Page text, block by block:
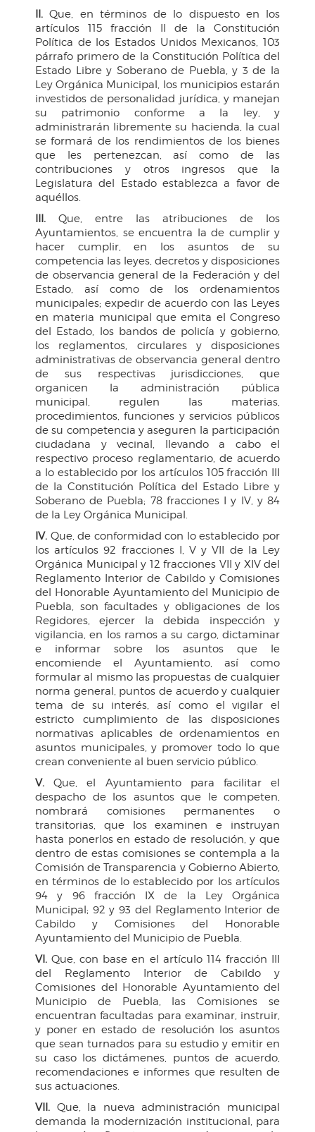
II. Que, en términos de lo dispuesto en los
artículos 115 fracción II de la Constitución
Política de los Estados Unidos Mexicanos, 103
párrafo primero de la Constitución Política del
Estado Libre y Soberano de Puebla, y 3 de la
Ley Orgánica Municipal, los municipios estarán
investidos de personalidad jurídica, y manejan
su patrimonio conforme a la ley, y
administrarán libremente su hacienda, la cual
se formará de los rendimientos de los bienes
que les pertenezcan, así como de las
contribuciones y otros ingresos que la
Legislatura del Estado establezca a favor de
aquéllos.
III. Que, entre las atribuciones de los
Ayuntamientos, se encuentra la de cumplir y
hacer cumplir, en los asuntos de su
competencia las leyes, decretos y disposiciones
de observancia general de la Federación y del
Estado, así como de los ordenamientos
municipales; expedir de acuerdo con las Leyes
en materia municipal que emita el Congreso
del Estado, los bandos de policía y gobierno,
los reglamentos, circulares y disposiciones
administrativas de observancia general dentro
de sus respectivas jurisdicciones, que
organicen la administración pública
municipal, regulen las materias,
procedimientos, funciones y servicios públicos
de su competencia y aseguren la participación
ciudadana y vecinal, llevando a cabo el
respectivo proceso reglamentario, de acuerdo
a lo establecido por los artículos 105 fracción III
de la Constitución Política del Estado Libre y
Soberano de Puebla; 78 fracciones I y IV, y 84
de la Ley Orgánica Municipal.
IV. Que, de conformidad con lo establecido por
los artículos 92 fracciones I, V y VII de la Ley
Orgánica Municipal y 12 fracciones VII y XIV del
Reglamento Interior de Cabildo y Comisiones
del Honorable Ayuntamiento del Municipio de
Puebla, son facultades y obligaciones de los
Regidores, ejercer la debida inspección y
vigilancia, en los ramos a su cargo, dictaminar
e informar sobre los asuntos que le
encomiende el Ayuntamiento, así como
formular al mismo las propuestas de cualquier
norma general, puntos de acuerdo y cualquier
tema de su interés, así como el vigilar el
estricto cumplimiento de las disposiciones
normativas aplicables de ordenamientos en
asuntos municipales, y promover todo lo que
crean conveniente al buen servicio público.
V. Que, el Ayuntamiento para facilitar el
despacho de los asuntos que le competen,
nombrará comisiones permanentes o
transitorias, que los examinen e instruyan
hasta ponerlos en estado de resolución, y que
dentro de estas comisiones se contempla a la
Comisión de Transparencia y Gobierno Abierto,
en términos de lo establecido por los artículos
94 y 96 fracción IX de la Ley Orgánica
Municipal; 92 y 93 del Reglamento Interior de
Cabildo y Comisiones del Honorable
Ayuntamiento del Municipio de Puebla.
VI. Que, con base en el artículo 114 fracción III
del Reglamento Interior de Cabildo y
Comisiones del Honorable Ayuntamiento del
Municipio de Puebla, las Comisiones se
encuentran facultadas para examinar, instruir,
y poner en estado de resolución los asuntos
que sean turnados para su estudio y emitir en
su caso los dictámenes, puntos de acuerdo,
recomendaciones e informes que resulten de
sus actuaciones.
VII. Que, la nueva administración municipal
demanda la modernización institucional, para